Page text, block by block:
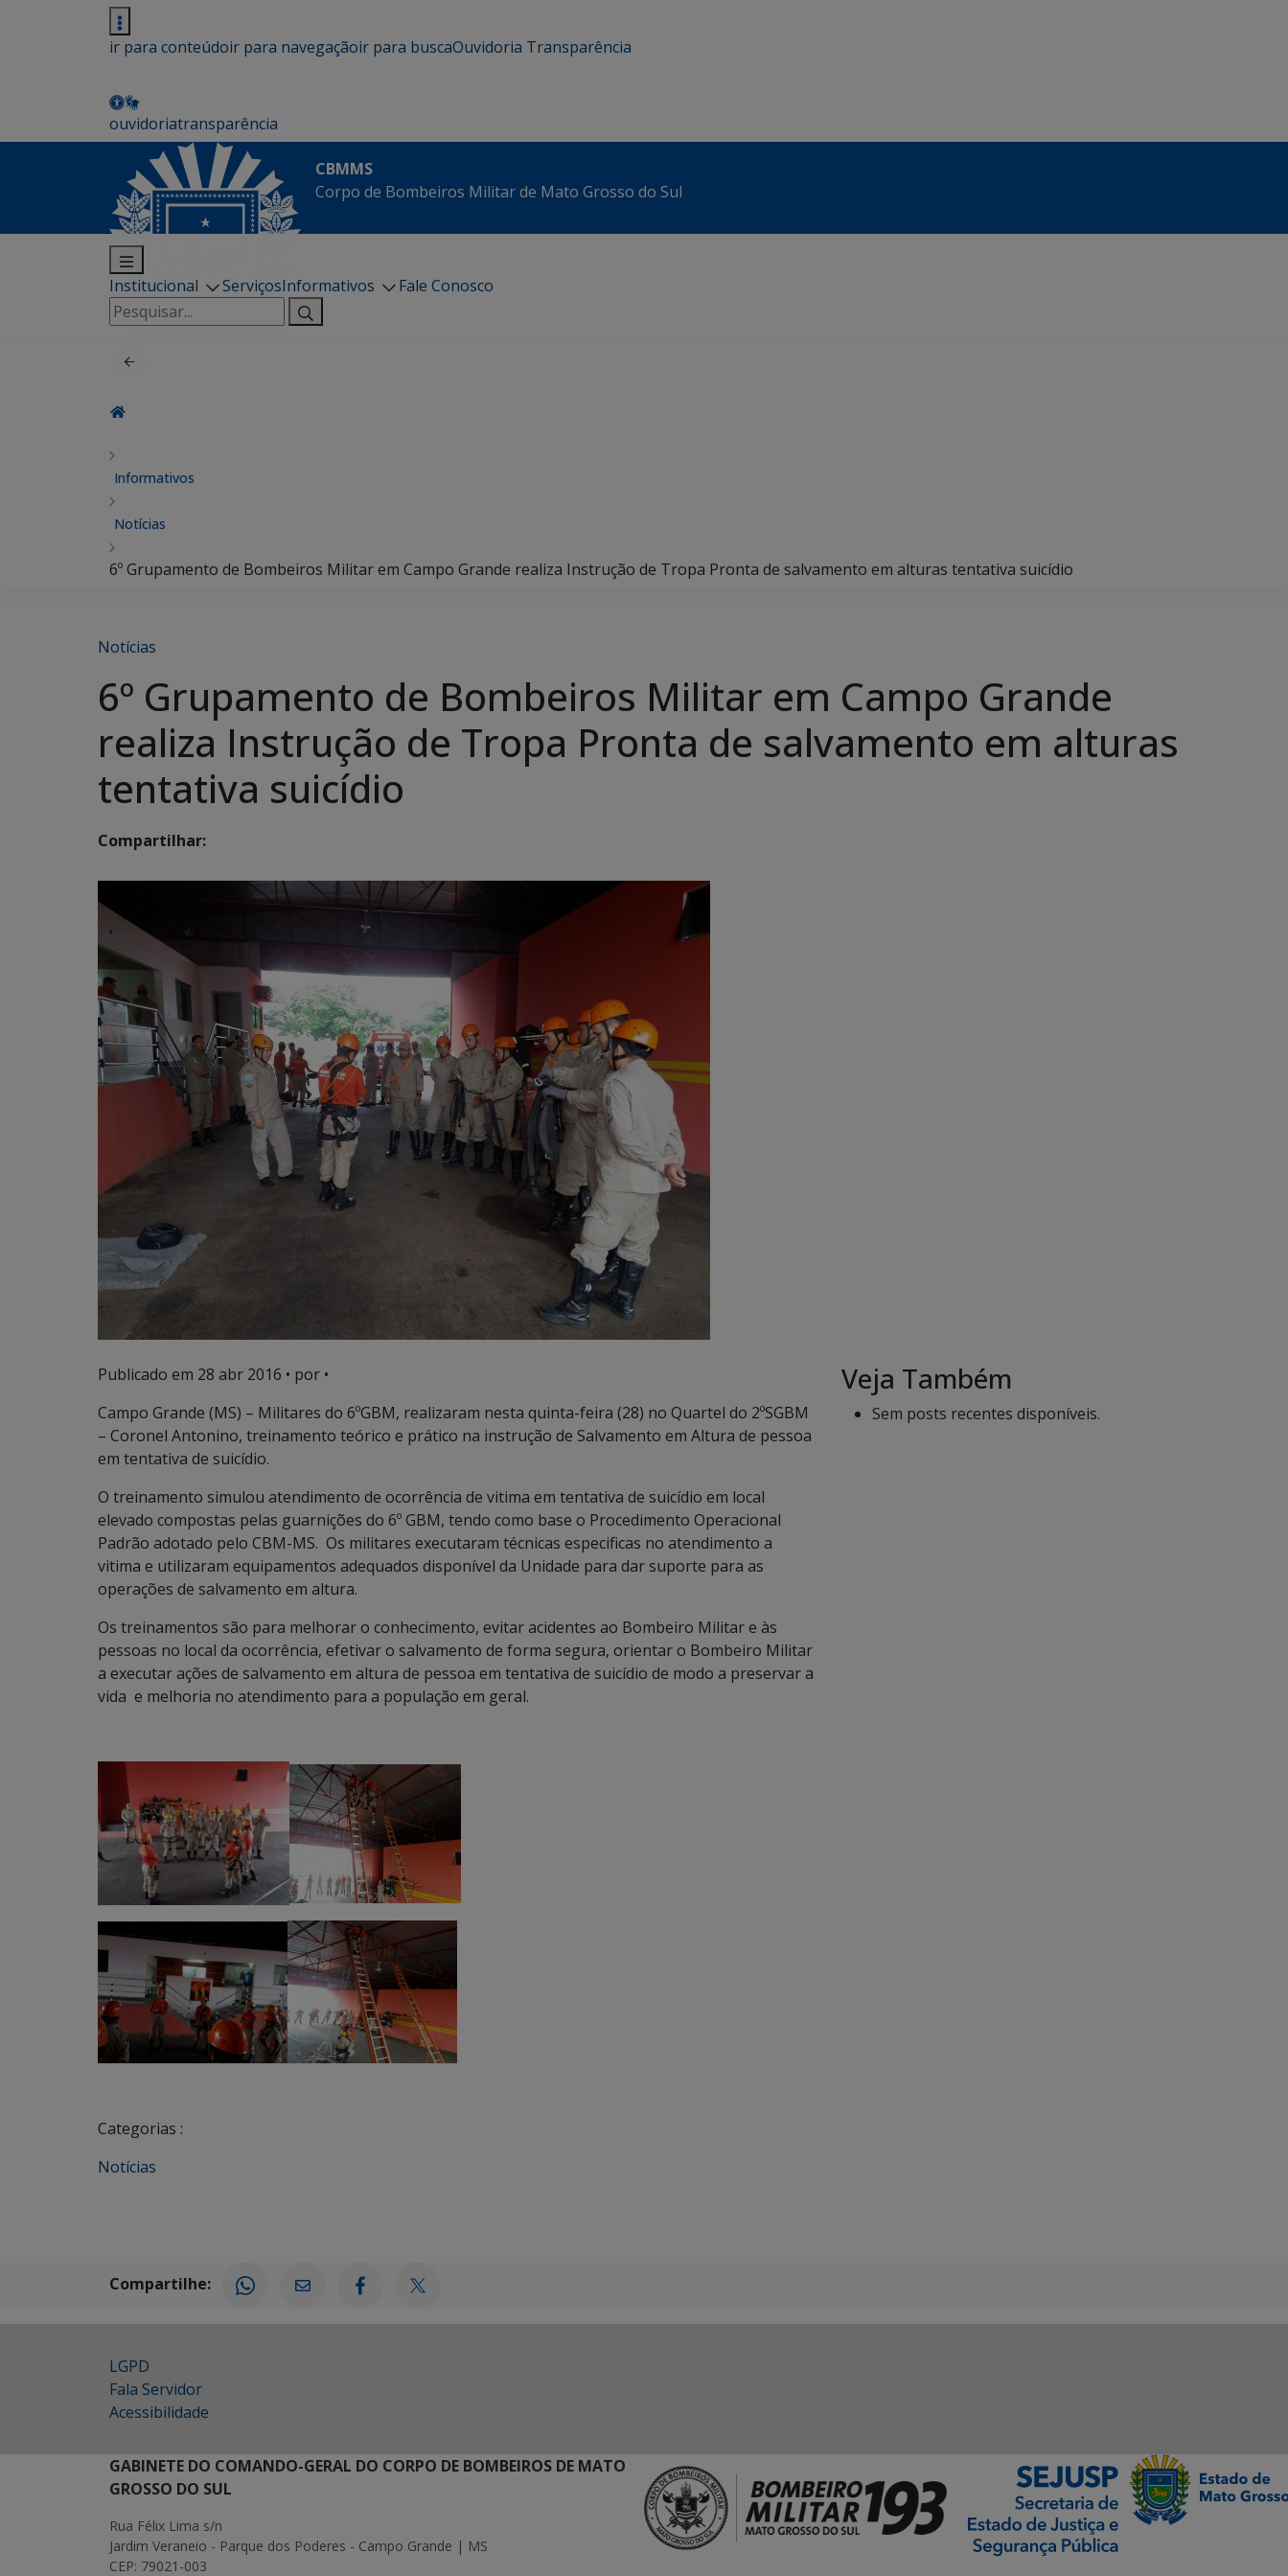
ir para conteúdoir para navegaçãoir para buscaOuvidoria Transparência
ouvidoriatransparência
CBMMS
Corpo de Bombeiros Militar de Mato Grosso do Sul
Institucional ServiçosInformativos
Fale Conosco
Pesquisar
por:
Informativos
Notícias
6º Grupamento de Bombeiros Militar em Campo Grande realiza Instrução de Tropa Pronta de salvamento em alturas tentativa suicídio
Notícias
6º Grupamento de Bombeiros Militar em Campo Grande
realiza Instrução de Tropa Pronta de salvamento em alturas
tentativa suicídio
Compartilhar:
Publicado em 28 abr 2016 • por •
Campo Grande (MS) – Militares do 6ºGBM, realizaram nesta quinta-feira (28) no Quartel do 2ºSGBM
– Coronel Antonino, treinamento teórico e prático na instrução de Salvamento em Altura de pessoa
em tentativa de suicídio.
O treinamento simulou atendimento de ocorrência de vitima em tentativa de suicídio em local
elevado compostas pelas guarnições do 6º GBM, tendo como base o Procedimento Operacional
Padrão adotado pelo CBM-MS. Os militares executaram técnicas especificas no atendimento a
vitima e utilizaram equipamentos adequados disponível da Unidade para dar suporte para as
operações de salvamento em altura.
Os treinamentos são para melhorar o conhecimento, evitar acidentes ao Bombeiro Militar e às
pessoas no local da ocorrência, efetivar o salvamento de forma segura, orientar o Bombeiro Militar
a executar ações de salvamento em altura de pessoa em tentativa de suicídio de modo a preservar a
vida e melhoria no atendimento para a população em geral.
Categorias :
Notícias
Veja Também
Sem posts recentes disponíveis.
Compartilhe:
LGPD
Fala Servidor
Acessibilidade
GABINETE DO COMANDO-GERAL DO CORPO DE BOMBEIROS DE MATO
GROSSO DO SUL
Rua Félix Lima s/n
Jardim Veraneio - Parque dos Poderes - Campo Grande | MS
CEP: 79021-003